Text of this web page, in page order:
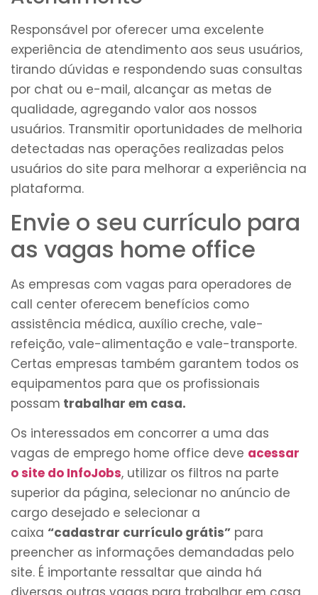
Responsável por oferecer uma excelente
experiência de atendimento aos seus usuários,
tirando dúvidas e respondendo suas consultas
por chat ou e-mail, alcançar as metas de
qualidade, agregando valor aos nossos
usuários. Transmitir oportunidades de melhoria
detectadas nas operações realizadas pelos
usuários do site para melhorar a experiência na
plataforma.
Envie o seu currículo para
as vagas home office
As empresas com vagas para operadores de
call center oferecem benefícios como
assistência médica, auxílio creche, vale-
refeição, vale-alimentação e vale-transporte.
Certas empresas também garantem todos os
equipamentos para que os profissionais
possam trabalhar em casa.
Os interessados em concorrer a uma das
vagas de emprego home office deve acessar
o site do InfoJobs, utilizar os filtros na parte
superior da página, selecionar no anúncio de
cargo desejado e selecionar a
caixa “cadastrar currículo grátis” para
preencher as informações demandadas pelo
site. É importante ressaltar que ainda há